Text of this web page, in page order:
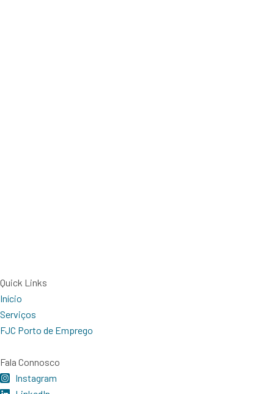
Quick Links
Início
Serviços
FJC Porto de Emprego
Fala Connosco
Instagram